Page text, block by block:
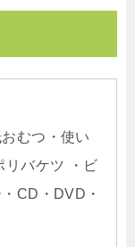
むつ・使い
リバケツ ・ビ
CD・DVD・